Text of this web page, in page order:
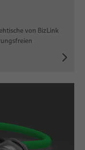
von BizLink